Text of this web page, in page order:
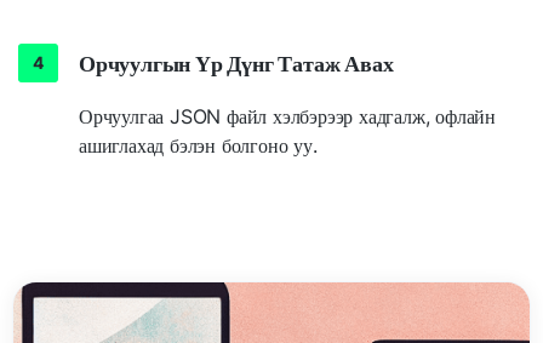
Орчуулгын Үр Дүнг Татаж Авах
Орчуулгаа JSON файл хэлбэрээр хадгалж, офлайн
ашиглахад бэлэн болгоно уу.